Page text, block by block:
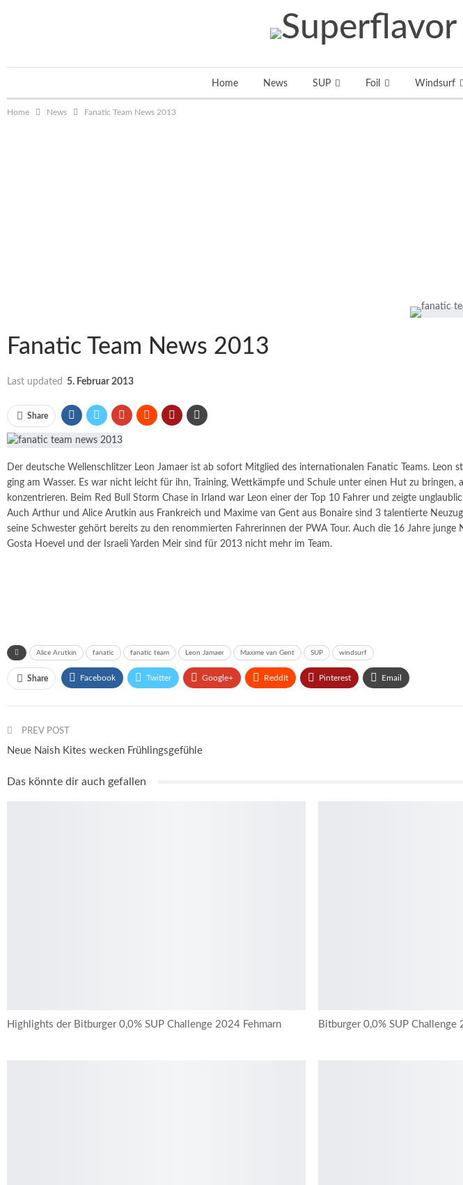
Home News SUP Foil Windsurf
Home News Fanatic Team News 2013
Fanatic Team News 2013
Last updated 5. Februar 2013
Share
Der deutsche Wellenschlitzer Leon Jamaer ist ab sofort Mitglied des internationalen Fanatic Teams.
ging am Wasser. Es war nicht leicht für ihn, Training, Wettkämpfe und Schule unter einen Hut zu
konzentrieren. Beim Red Bull Storm Chase in Irland war Leon einer der Top 10 Fahrer und zeigte
Auch Arthur und Alice Arutkin aus Frankreich und Maxime van Gent aus Bonaire sind 3 talentierte
seine Schwester gehört bereits zu den renommierten Fahrerinnen der PWA Tour. Auch die 16 Jahre
Gosta Hoevel und der Israeli Yarden Meir sind für 2013 nicht mehr im Team.
Alice Arutkin fanatic fanatic team Leon Jamaer Maxime van Gent SUP windsurf
Share Facebook Twitter Google+ ReddIt Pinterest Email
PREV POST
Neue Naish Kites wecken Frühlingsgefühle
Das könnte dir auch gefallen
Highlights der Bitburger 0,0% SUP Challenge 2024 Fehmarn Bitburger 0,0% SUP